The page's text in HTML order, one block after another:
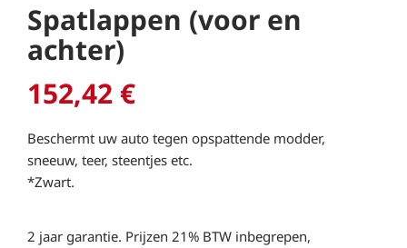
Spatlappen (voor en
achter)
152,42 €
Beschermt uw auto tegen opspattende modder,
sneeuw, teer, steentjes etc.
*Zwart.
2 jaar garantie. Prijzen 21% BTW inbegrepen,